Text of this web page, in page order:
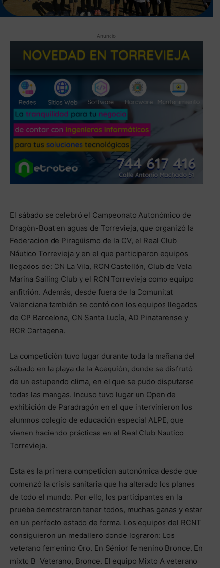
Anuncio
El sábado se celebró el Campeonato Autonómico de
Dragón-Boat en aguas de Torrevieja, que organizó la
Federacion de Piragüismo de la CV, el Real Club
Náutico Torrevieja y en el que participaron equipos
llegados de: CN La Vila, RCN Castellón, Club de Vela
Marina Sailing Club y el RCN Torrevieja como equipo
anfitrión. Además, desde fuera de la Comunitat
Valenciana también se contó con los equipos llegados
de CP Barcelona, CN Santa Lucía, AD Pinatarense y
RCR Cartagena.
La competición tuvo lugar durante toda la mañana del
sábado en la playa de la Acequión, donde se disfrutó
de un estupendo clima, en el que se pudo disputarse
todas las mangas. Incuso tuvo lugar un Open de
exhibición de Paradragón en el que intervinieron los
alumnos colegio de educación especial ALPE, que
vienen haciendo prácticas en el Real Club Náutico
Torrevieja.
Esta es la primera competición autonómica desde que
comenzó la crisis sanitaria que ha alterado los planes
de todo el mundo. Por ello, los participantes en la
prueba demostraron tener todos, muchas ganas y estar
en un perfecto estado de forma. Los equipos del RCNT
consiguieron un medallero donde lograron: Los
veterano femenino Oro. En Sénior femenino Bronce. En
mixto B Veterano, Bronce. El equipo Mixto A veterano